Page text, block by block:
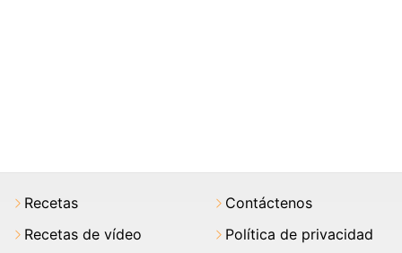
Recetas
Recetas de vídeo
Contáctenos
Política de privacidad